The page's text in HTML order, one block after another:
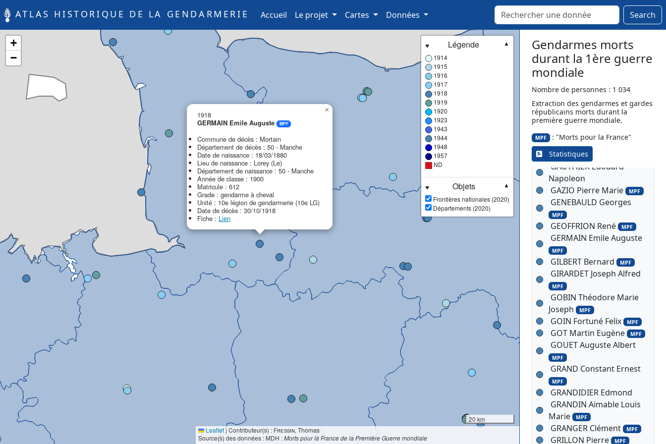
ATLAS HISTORIQUE DE LA GENDARMERIE Accueil (current)
Le projet Cartes Données Search
1918
GERMAIN Emile Auguste
MPF
Commune de décès : Mortain
Département de décès : 50 - Manche
Date de naissance : 18/03/1880
Lieu de naissance : Lorey (Le)
Département de naissance : 50 - Manche
Année de classe : 1900
Matricule : 612
Grade : gendarme à cheval
Unité : 10e légion de gendarmerie (10e LG)
Date de décès : 30/10/1918
Fiche : Lien
×
+
−
Légende
▼
1914
1915
1916
1917
1918
1919
1920
1923
1943
1944
1948
1957
ND
Objets
▼
Frontières nationales (2020)
Départements (2020)
20 km
Leaflet|Contributeur(s) : Fressin, Thomas
Source(s) des données : MDH :Morts pour la France de la Première Guerre mondiale
Gendarmes morts
durant la 1ère guerre
mondiale
Nombre de personnes : 1 034
Extraction des gendarmes et gardes
républicains morts durant la
première guerre mondiale.
MPF : "Morts pour la France"
Statistiques
GACHASSIN André
Dominique MPF
Pierre
GAILLARD Frédéric Alfred
MPF
Joseph Eugène
GARAUD Martial MPF
GARDES Joseph Jean
Emile
MPF
GAUDOU Léon Julien
GAUTHIER Edouard
Napoleon
GAZIO Pierre Marie MPF
GENEBAULD Georges
MPF
GEOFFRION René MPF
GERMAIN Emile Auguste
MPF
GILBERT Bernard MPF
GIRARDET Joseph Alfred
MPF
GOBIN Théodore Marie
Joseph MPF
GOIN Fortuné Felix MPF
GOT Martin Eugène MPF
GOUET Auguste Albert
MPF
GRAND Constant Ernest
MPF
GRANDIDIER Edmond
GRANDIN Aimable Louis
Marie MPF
GRANGER Clément MPF
GRILLON Pierre MPF